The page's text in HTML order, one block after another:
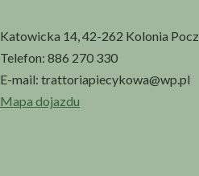
Katowicka 14, 42-262 Kolonia
Telefon: 886 270 330
E-mail: trattoriapiecykowa@wp.pl
Mapa dojazdu